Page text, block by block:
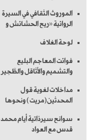
الموروث الثقافي في السيرة
الروائية «ريح الحشائش و
لوحة الغلاف
فوائت المعاجم البليع
والتشميم والأثاقل والطَّحِير
مداخلات لغوية قول
المحدثين(مريت) ونحوها
سوانح سيرذاتية أيام محمد
قدس مع العواد